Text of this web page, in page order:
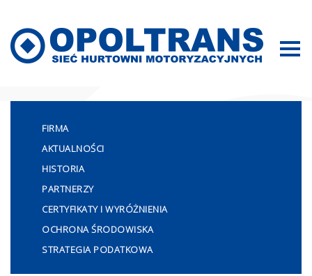
FIRMA
AKTUALNOŚCI
HISTORIA
PARTNERZY
CERTYFIKATY I WYRÓŻNIENIA
OCHRONA ŚRODOWISKA
STRATEGIA PODATKOWA